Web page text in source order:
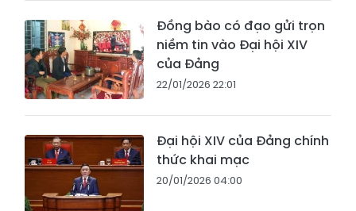
Đồng bào có đạo gửi trọn
niềm tin vào Đại hội XIV
của Đảng
22/01/2026 22:01
Đại hội XIV của Đảng chính
thức khai mạc
20/01/2026 04:00